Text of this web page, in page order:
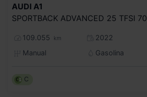
AUDI A1
109.055 km
2022
Manual
Gasolina
C